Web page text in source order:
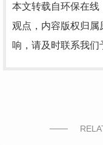
本文转载自环保在线
观点，内容版权归属
响，请及时联系我们